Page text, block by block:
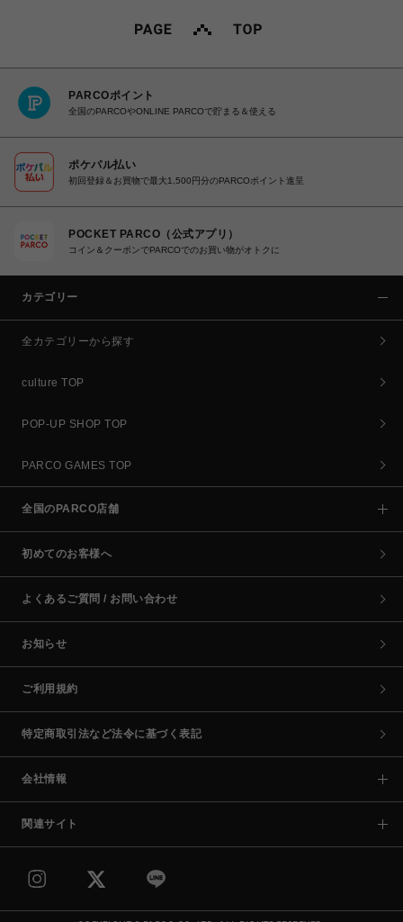
PARCOポイント
全国のPARCOやONLINE PARCOで貯まる＆使える
ポケパル払い
初回登録＆お買物で最大1,500円分のPARCOポイント進呈
POCKET PARCO（公式アプリ）
コイン＆クーポンでPARCOでのお買い物がオトクに
カテゴリー
全カテゴリーから探す
culture TOP
POP-UP SHOP TOP
PARCO GAMES TOP
全国のPARCO店舗
初めてのお客様へ
よくあるご質問 / お問い合わせ
お知らせ
ご利用規約
特定商取引法など法令に基づく表記
会社情報
関連サイト